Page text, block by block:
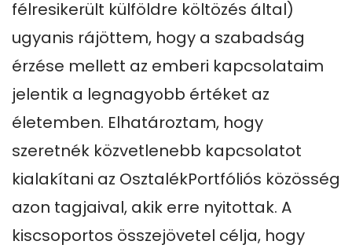
félresikerült külföldre költözés által)
ugyanis rájöttem, hogy a szabadság
érzése mellett az emberi kapcsolataim
jelentik a legnagyobb értéket az
életemben. Elhatároztam, hogy
szeretnék közvetlenebb kapcsolatot
kialakítani az OsztalékPortfóliós közösség
azon tagjaival, akik erre nyitottak. A
kiscsoportos összejövetel célja, hogy